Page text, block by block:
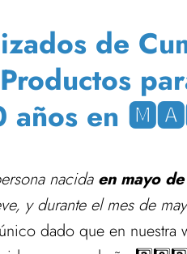
de
años en
nacida en mayo
y durante el mes de
dado que en nuestra